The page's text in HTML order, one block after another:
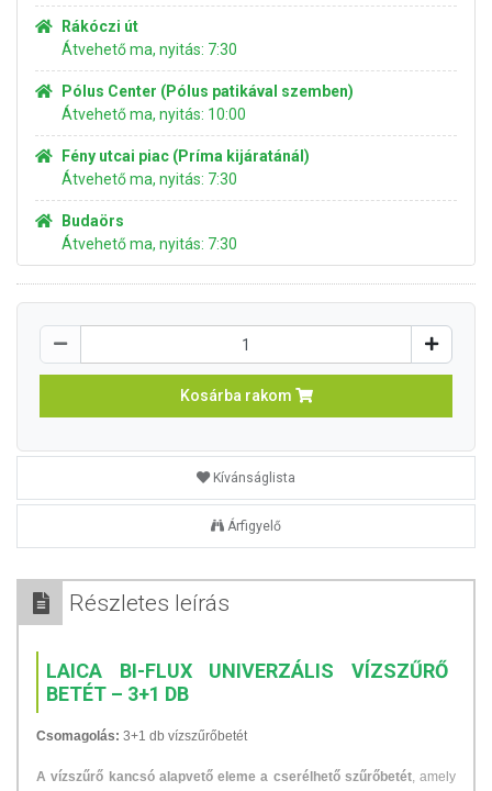
Rákóczi út
Átvehető ma, nyitás: 7:30
Pólus Center (Pólus patikával szemben)
Átvehető ma, nyitás: 10:00
Fény utcai piac (Príma kijáratánál)
Átvehető ma, nyitás: 7:30
Budaörs
Átvehető ma, nyitás: 7:30
Kosárba rakom
Kívánságlista
Árfigyelő
Részletes leírás
LAICA BI-FLUX UNIVERZÁLIS VÍZSZŰRŐ
BETÉT – 3+1 DB
Csomagolás: 3+1 db vízszűrőbetét
A vízszűrő kancsó alapvető eleme a cserélhető szűrőbetét, amely